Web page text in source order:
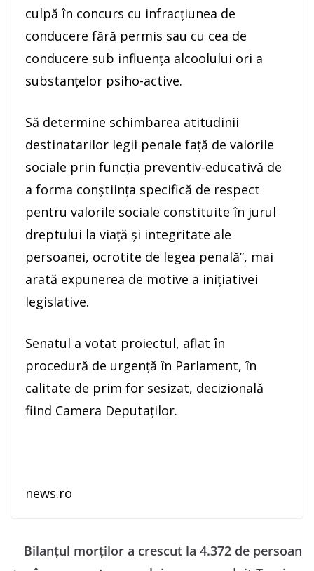
culpă în concurs cu infracţiunea de
conducere fără permis sau cu cea de
conducere sub influenţa alcoolului ori a
substanţelor psiho-active.
Să determine schimbarea atitudinii
destinatarilor legii penale faţă de valorile
sociale prin funcţia preventiv-educativă de
a forma conştiinţa specifică de respect
pentru valorile sociale constituite în jurul
dreptului la viaţă şi integritate ale
persoanei, ocrotite de legea penală”, mai
arată expunerea de motive a iniţiativei
legislative.
Senatul a votat proiectul, aflat în
procedură de urgenţă în Parlament, în
calitate de prim for sesizat, decizională
fiind Camera Deputaţilor.
news.ro
Bilanţul morţilor a crescut la 4.372 de persoan